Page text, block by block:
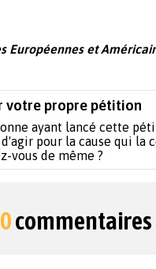
Européennes et
votre propre pétition
ayant lancé cette
pour la cause qui la
vous de même ?
commentaires